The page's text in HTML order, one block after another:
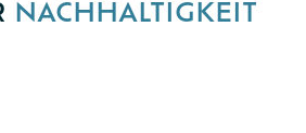
NACHHALTIGKEIT